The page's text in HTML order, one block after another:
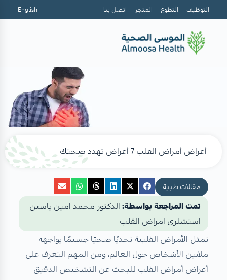
التوظيف التطوع المتجر اتصل بنا English
أعراض أمراض القلب 7 أعراض تهدد صحتك
مقالات طبية
تمت المراجعة بواسطة: الدكتور محمد امين ياسين
استشلرى امراض القلب
تمثل الأمراض القلبية تحديًا صحيًا جسيمًا يواجهه
ملايين الأشخاص حول العالم، ومن المهم التعرف على
أعراض أمراض القلب للبحث عن التشخيص الدقيق